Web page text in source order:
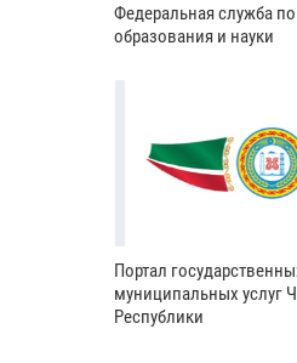
Федеральная служба
образования и науки
Портал
муниципальных услуг
Республики